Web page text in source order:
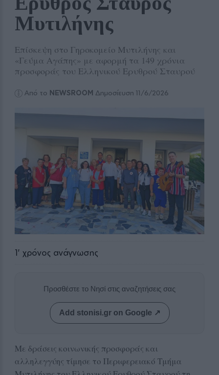
Μυτιλήνης
Επίσκεψη στο Γηροκομείο Μυτιλήνης και
«Γεύμα Αγάπης» με αφορμή τα 149 χρόνια
προσφοράς του Ελληνικού Ερυθρού Σταυρού
Από το NEWSROOM Δημοσίευση 11/6/2026
1' χρόνος ανάγνωσης
Προσθέστε το Νησί στις αναζητήσεις σας
Add stonisi.gr on Google ↗
Με δράσεις κοινωνικής προσφοράς και
αλληλεγγύης τίμησε το Περιφερειακό Τμήμα